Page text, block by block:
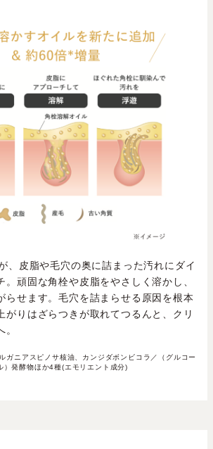
、皮脂や毛穴の奥に詰まった汚れにダイ
。頑固な角栓や皮脂をやさしく溶かし、
らせます。毛穴を詰まらせる原因を根本
がりはざらつきが取れてつるんと、クリ
ニアスピノサ核油、カンジダボンビコラ／（グルコー
）発酵物ほか4種(エモリエント成分)